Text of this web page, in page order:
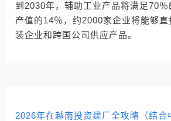
到2030年，辅助工业产品将满足70
产值的14％，约2000家企业将能够直
装企业和跨国公司供应产品。
2026年在越南投资建厂全攻略（结合